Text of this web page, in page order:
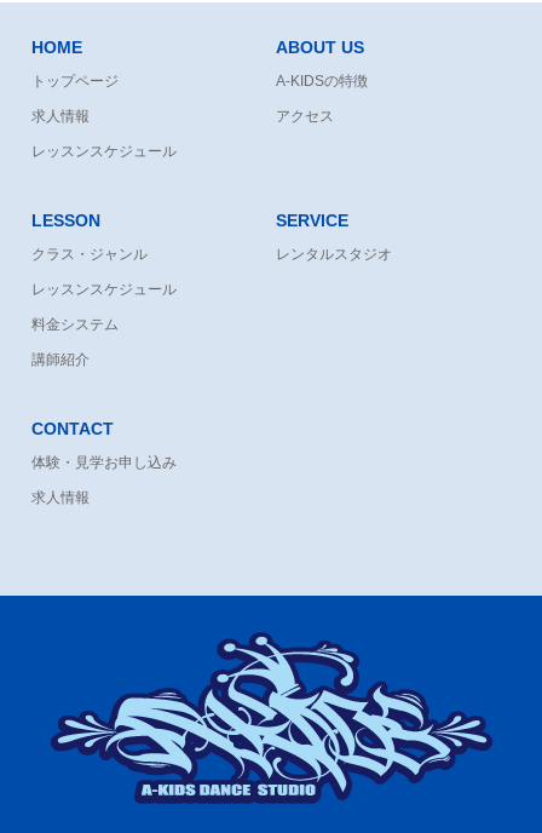
HOME
トップページ
求人情報
レッスンスケジュール
ABOUT US
A-KIDSの特徴
アクセス
LESSON
クラス・ジャンル
レッスンスケジュール
料金システム
講師紹介
SERVICE
レンタルスタジオ
CONTACT
体験・見学お申し込み
求人情報